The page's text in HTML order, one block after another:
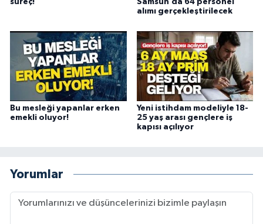
süreç!
Samsun’da 64 personel
alımı gerçekleştirilecek
Bu mesleği yapanlar erken
emekli oluyor!
Yeni istihdam modeliyle 18-
25 yaş arası gençlere iş
kapısı açılıyor
Yorumlar